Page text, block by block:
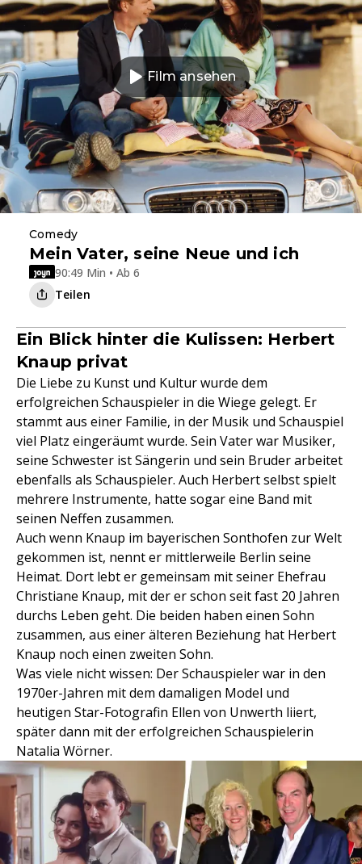
Film ansehen
Comedy
Mein Vater, seine Neue und ich
90:49 Min • Ab 6
Teilen
Ein Blick hinter die Kulissen: Herbert
Knaup privat
Die Liebe zu Kunst und Kultur wurde dem
erfolgreichen Schauspieler in die Wiege gelegt. Er
stammt aus einer Familie, in der Musik und Schauspiel
viel Platz eingeräumt wurde. Sein Vater war Musiker,
seine Schwester ist Sängerin und sein Bruder arbeitet
ebenfalls als Schauspieler. Auch Herbert selbst spielt
mehrere Instrumente, hatte sogar eine Band mit
seinen Neffen zusammen.
Auch wenn Knaup im bayerischen Sonthofen zur Welt
gekommen ist, nennt er mittlerweile Berlin seine
Heimat. Dort lebt er gemeinsam mit seiner Ehefrau
Christiane Knaup, mit der er schon seit fast 20 Jahren
durchs Leben geht. Die beiden haben einen Sohn
zusammen, aus einer älteren Beziehung hat Herbert
Knaup noch einen zweiten Sohn.
Was viele nicht wissen: Der Schauspieler war in den
1970er-Jahren mit dem damaligen Model und
heutigen Star-Fotografin Ellen von Unwerth liiert,
später dann mit der erfolgreichen Schauspielerin
Natalia Wörner.